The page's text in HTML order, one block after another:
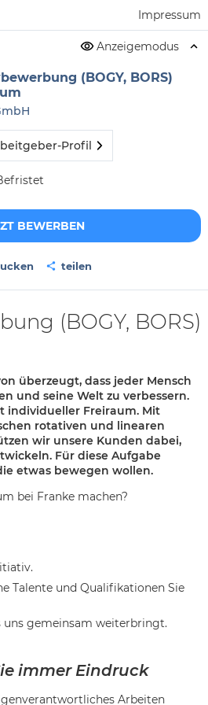
Impressum
Anzeigemodus
(BOGY, BORS)
Profil
BEWERBEN
teilen
(BOGY, BORS)
überzeugt, dass jeder Mensch
und seine Welt zu verbessern.
individueller Freiraum. Mit
rotativen und linearen
wir unsere Kunden dabei,
Für diese Aufgabe
etwas bewegen wollen.
bei Franke machen?
Talente und Qualifikationen Sie
uns gemeinsam weiterbringt.
immer Eindruck
Arbeiten